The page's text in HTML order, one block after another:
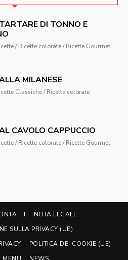
DI TONNO E
/ Ricette colorate / Ricette Gourmet
MILANESE
Classiche / Ricette colorate
CAVOLO CAPPUCCIO
/ Ricette colorate / Ricette Gourmet
NOTA LEGALE
SULLA PRIVACY (UE)
POLITICA DEI COOKIE (UE)